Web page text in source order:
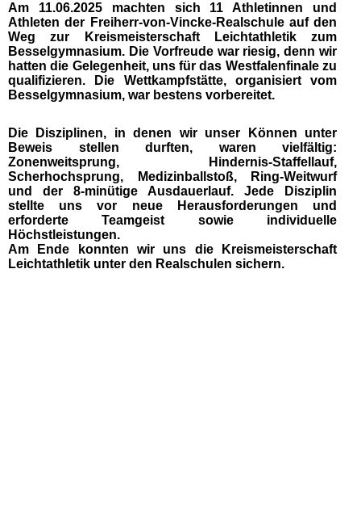
Am 11.06.2025 machten sich 11 Athletinnen und
Athleten der Freiherr-von-Vincke-Realschule auf den
Weg zur Kreismeisterschaft Leichtathletik zum
Besselgymnasium. Die Vorfreude war riesig, denn wir
hatten die Gelegenheit, uns für das Westfalenfinale zu
qualifizieren. Die Wettkampfstätte, organisiert vom
Besselgymnasium, war bestens vorbereitet.
Die Disziplinen, in denen wir unser Können unter
Beweis stellen durften, waren vielfältig:
Zonenweitsprung, Hindernis-Staffellauf,
Scherhochsprung, Medizinballstoß, Ring-Weitwurf
und der 8-minütige Ausdauerlauf. Jede Disziplin
stellte uns vor neue Herausforderungen und
erforderte Teamgeist sowie individuelle
Höchstleistungen.
Am Ende konnten wir uns die Kreismeisterschaft
Leichtathletik unter den Realschulen sichern.